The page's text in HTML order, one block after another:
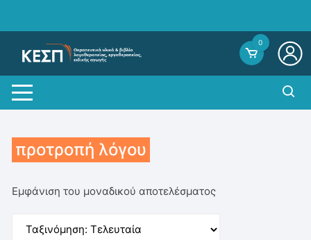
0
προτροπή λόγου
Εμφάνιση του μοναδικού αποτελέσματος